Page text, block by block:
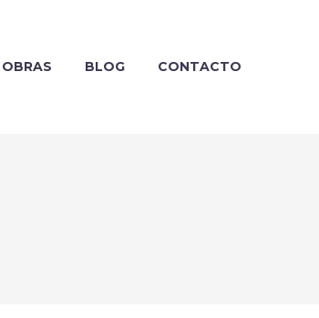
OBRAS BLOG CONTACTO